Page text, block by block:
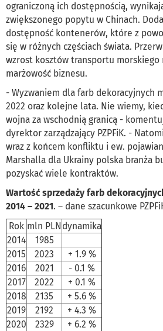
ograniczoną ich dostępnością,
zwiększonego popytu w Chinach.
dostępność kontenerów, które z
się w różnych częściach świata.
wzrost kosztów transportu morskiego
marżowość biznesu.
- Wyzwaniem dla farb dekoracyjnych
2022 oraz kolejne lata. Nie wiemy,
wojna za wschodnią granicą -
dyrektor zarządzający PZPFiK. -
wraz z końcem konfliktu i ew.
Marshalla dla Ukrainy polska branża
pozyskać wiele kontraktów.
Wartość sprzedaży farb
2014 – 2021. – dane szacunkowe
Rok mln PLN dynamika
2014
1985
2015
2023
+ 1.9 %
2016
2021
- 0.1 %
2017
2022
+ 0.1 %
2018
2135
+ 5.6 %
2019
2192
+ 4.3 %
2020
2329
+ 6.2 %